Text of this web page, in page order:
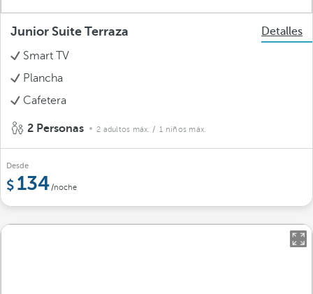
Junior Suite Terraza
Detalles
Smart TV
Plancha
Cafetera
2 Personas 2 adultos máx. / 1 niños máx.
Desde
134/noche